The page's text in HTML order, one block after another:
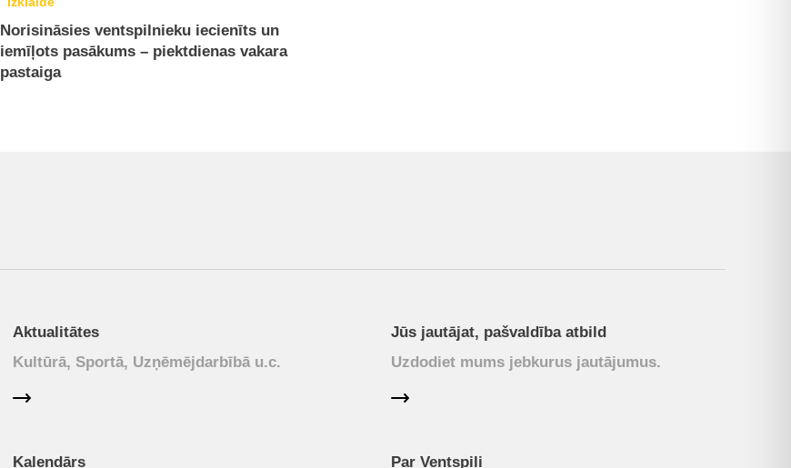
Norisināsies ventspilnieku iecienīts un
iemīļots pasākums – piektdienas vakara
pastaiga
Aktualitātes
Kultūrā, Sportā, Uzņēmējdarbībā u.c.
Jūs jautājat, pašvaldība atbild
Uzdodiet mums jebkurus jautājumus.
Kalendārs Par Ventspili